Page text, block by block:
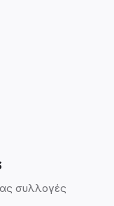
συλλογές